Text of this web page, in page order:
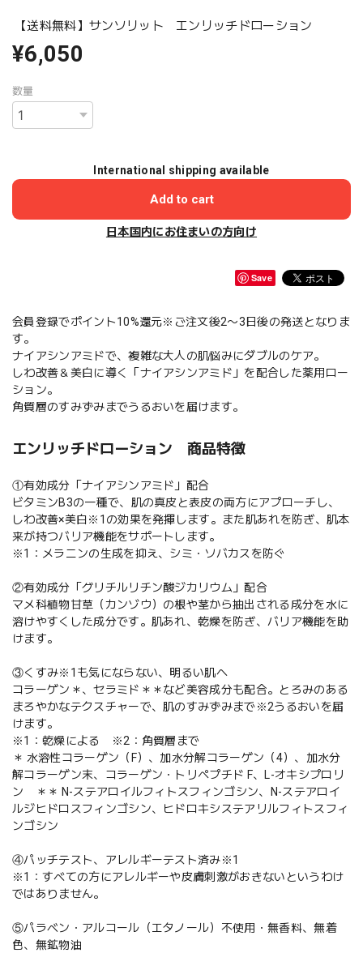
【送料無料】サンソリット エンリッチドローション
¥6,050
数量
International shipping available
Add to cart
日本国内にお住まいの方向け
Save
会員登録でポイント10%還元※ご注文後2〜3日後の発送となりま
す。
ナイアシンアミドで、複雑な大人の肌悩みにダブルのケア。
しわ改善＆美白に導く「ナイアシンアミド」を配合した薬用ロー
ション。
角質層のすみずみまでうるおいを届けます。
エンリッチドローション 商品特徴
①有効成分「ナイアシンアミド」配合
ビタミンB3の一種で、肌の真皮と表皮の両方にアプローチし、
しわ改善×美白※1の効果を発揮します。また肌あれを防ぎ、肌本
来が持つバリア機能をサポートします。
※1：メラニンの生成を抑え、シミ・ソバカスを防ぐ
②有効成分「グリチルリチン酸ジカリウム」配合
マメ科植物甘草（カンゾウ）の根や茎から抽出される成分を水に
溶けやすくした成分です。肌あれ、乾燥を防ぎ、バリア機能を助
けます。
③くすみ※1も気にならない、明るい肌へ
コラーゲン＊、セラミド＊＊など美容成分も配合。とろみのある
まろやかなテクスチャーで、肌のすみずみまで※2うるおいを届
けます。
※1：乾燥による ※2：角質層まで
＊ 水溶性コラーゲン（F）、加水分解コラーゲン（4）、加水分
解コラーゲン末、コラーゲン・トリペプチド F、L-オキシプロリ
ン ＊＊ N-ステアロイルフィトスフィンゴシン、N-ステアロイ
ルジヒドロスフィンゴシン、ヒドロキシステアリルフィトスフィ
ンゴシン
④パッチテスト、アレルギーテスト済み※1
※1：すべての方にアレルギーや皮膚刺激がおきないというわけ
ではありません。
⑤パラベン・アルコール（エタノール）不使用・無香料、無着
色、無鉱物油